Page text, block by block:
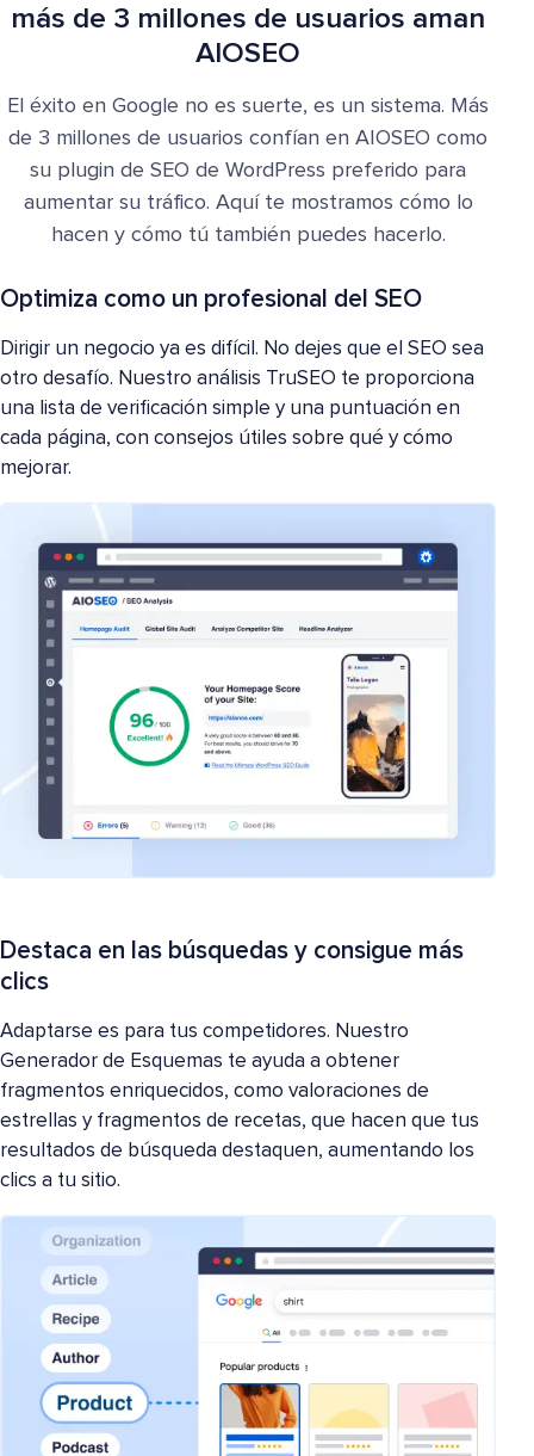
más de 3 millones de usuarios aman
AIOSEO
El éxito en Google no es suerte, es un sistema. Más
de 3 millones de usuarios confían en AIOSEO como
su plugin de SEO de WordPress preferido para
aumentar su tráfico. Aquí te mostramos cómo lo
hacen y cómo tú también puedes hacerlo.
Optimiza como un profesional del SEO
Dirigir un negocio ya es difícil. No dejes que el SEO sea
otro desafío. Nuestro análisis TruSEO te proporciona
una lista de verificación simple y una puntuación en
cada página, con consejos útiles sobre qué y cómo
mejorar.
Destaca en las búsquedas y consigue más
clics
Adaptarse es para tus competidores. Nuestro
Generador de Esquemas te ayuda a obtener
fragmentos enriquecidos, como valoraciones de
estrellas y fragmentos de recetas, que hacen que tus
resultados de búsqueda destaquen, aumentando los
clics a tu sitio.